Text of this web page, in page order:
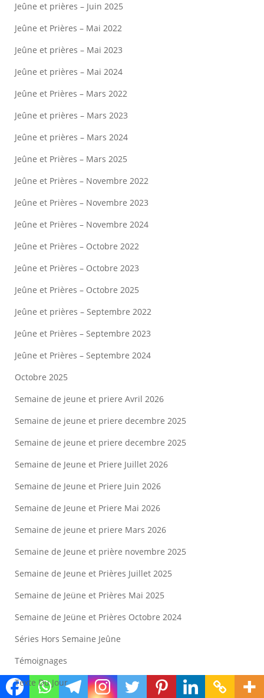
Jeûne et prières – Juin 2025
Jeûne et Prières – Mai 2022
Jeûne et prières – Mai 2023
Jeûne et prières – Mai 2024
Jeûne et Prières – Mars 2022
Jeûne et prières – Mars 2023
Jeûne et prières – Mars 2024
Jeûne et Prières – Mars 2025
Jeûne et Prières – Novembre 2022
Jeûne et Prières – Novembre 2023
Jeûne et Prières – Novembre 2024
Jeûne et Prières – Octobre 2022
Jeûne et Prières – Octobre 2023
Jeûne et Prières – Octobre 2025
Jeûne et prières – Septembre 2022
Jeûne et Prières – Septembre 2023
Jeûne et Prières – Septembre 2024
Octobre 2025
Semaine de jeune et priere Avril 2026
Semaine de jeune et priere decembre 2025
Semaine de jeune et priere decembre 2025
Semaine de Jeune et Priere Juillet 2026
Semaine de Jeune et Priere Juin 2026
Semaine de Jeune et Priere Mai 2026
Semaine de jeune et priere Mars 2026
Semaine de Jeune et prière novembre 2025
Semaine de Jeune et Prières Juillet 2025
Semaine de Jeüne et Prières Mai 2025
Semaine de Jeüne et Prières Octobre 2024
Séries Hors Semaine Jeûne
Témoignages
Texte Du Jour